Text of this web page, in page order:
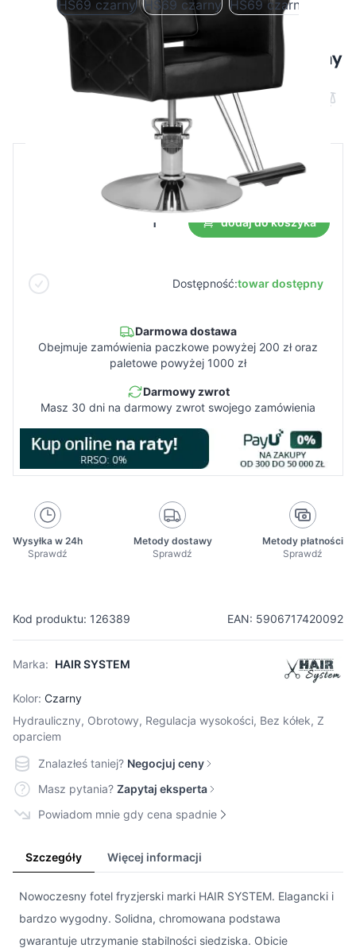
Fotel fryzjerski Hair System HS69 czarny
Kod produktu: 126389 EAN: 5906717420092
Marka: HAIR SYSTEM
Kolor: Czarny
Hydrauliczny, Obrotowy, Regulacja wysokości, Bez kółek, Z
oparciem
Cena detaliczna
274,99 €
dodaj do koszyka
Dostępność:towar dostępny
Darmowa dostawa
Obejmuje zamówienia paczkowe powyżej 200 zł oraz
paletowe powyżej 1000 zł
Darmowy zwrot
Masz 30 dni na darmowy zwrot swojego zamówienia
Wysyłka w 24h
Sprawdź
Metody dostawy
Sprawdź
Metody płatności
Sprawdź
Znalazłeś taniej? Negocjuj ceny
Masz pytania? Zapytaj eksperta
Powiadom mnie gdy cena spadnie
Szczegóły Więcej informacji
Nowoczesny fotel fryzjerski marki HAIR SYSTEM. Elagancki i
bardzo wygodny. Solidna, chromowana podstawa
gwarantuje utrzymanie stabilności siedziska. Obicie